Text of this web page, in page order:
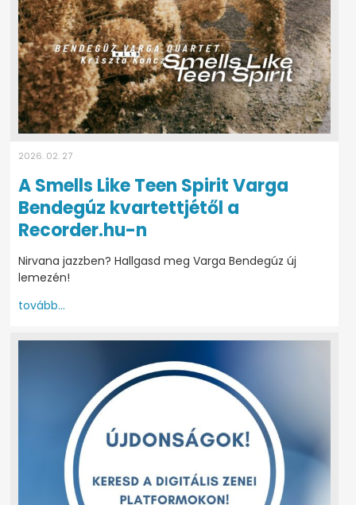
2026. 02. 27
A Smells Like Teen Spirit Varga
Bendegúz kvartettjétől a
Recorder.hu-n
Nirvana jazzben? Hallgasd meg Varga Bendegúz új
lemezén!
tovább...